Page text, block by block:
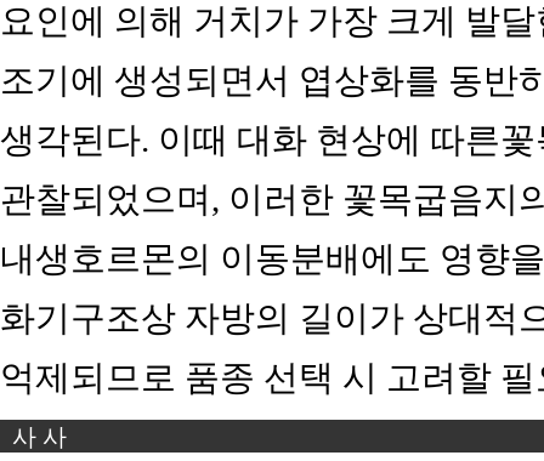
요인에 의해 거치가 가장 크게 발
조기에 생성되면서 엽상화를 동반
생각된다. 이때 대화 현상에 따른
관찰되었으며, 이러한 꽃목굽음지
내생호르몬의 이동분배에도 영향
화기구조상 자방의 길이가 상대적
억제되므로 품종 선택 시 고려할
사 사